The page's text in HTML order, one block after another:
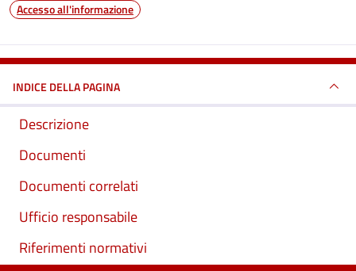
Accesso all'informazione
INDICE DELLA PAGINA
Descrizione
Documenti
Documenti correlati
Ufficio responsabile
Riferimenti normativi